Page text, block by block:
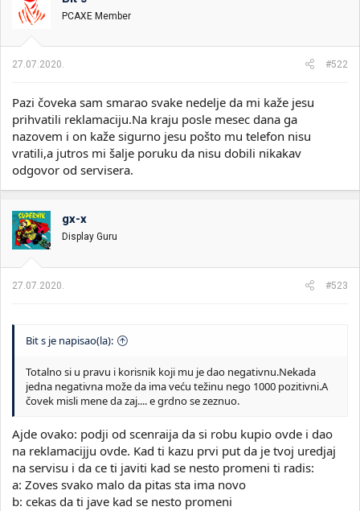
PCAXE Member
27.07.2020. #522
Pazi čoveka sam smarao svake nedelje da mi kaže jesu
prihvatili reklamaciju.Na kraju posle mesec dana ga
nazovem i on kaže sigurno jesu pošto mu telefon nisu
vratili,a jutros mi šalje poruku da nisu dobili nikakav
odgovor od servisera.
gx-x
Display Guru
27.07.2020. #523
Bit s je napisao(la):
Totalno si u pravu i korisnik koji mu je dao negativnu.Nekada
jedna negativna može da ima veću težinu nego 1000 pozitivni.A
čovek misli mene da zaj.... e grdno se zeznuo.
Ajde ovako: podji od scenraija da si robu kupio ovde i dao
na reklamacijju ovde. Kad ti kazu prvi put da je tvoj uredjaj
na servisu i da ce ti javiti kad se nesto promeni ti radis:
a: Zoves svako malo da pitas sta ima novo
b: cekas da ti jave kad se nesto promeni